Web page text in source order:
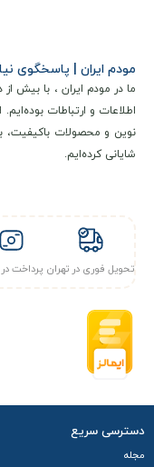
مودم ایران | پاسخگوی
ما در مودم ایران ، با بیش
اطلاعات و ارتباطات بوده‌ایم.
نوین و محصولات
شایانی کرده‌ایم.
تحویل فوری در تهران پرداخت
دسترسی سریع
مجله